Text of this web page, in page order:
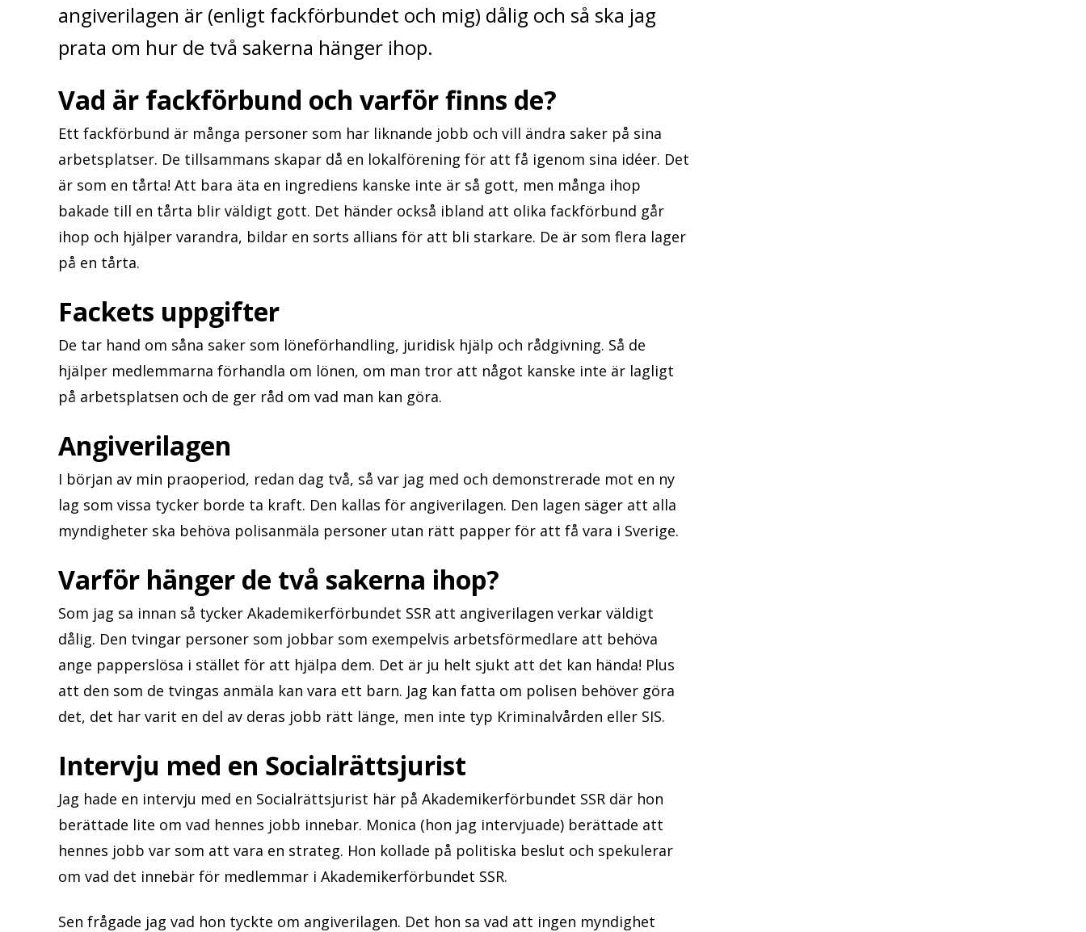
angiverilagen är (enligt fackförbundet och mig) dålig och så ska jag
prata om hur de två sakerna hänger ihop.
Vad är fackförbund och varför finns de?
Ett fackförbund är många personer som har liknande jobb och vill ändra saker på sina
arbetsplatser. De tillsammans skapar då en lokalförening för att få igenom sina idéer. Det
är som en tårta! Att bara äta en ingrediens kanske inte är så gott, men många ihop
bakade till en tårta blir väldigt gott. Det händer också ibland att olika fackförbund går
ihop och hjälper varandra, bildar en sorts allians för att bli starkare. De är som flera lager
på en tårta.
Fackets uppgifter
De tar hand om såna saker som löneförhandling, juridisk hjälp och rådgivning. Så de
hjälper medlemmarna förhandla om lönen, om man tror att något kanske inte är lagligt
på arbetsplatsen och de ger råd om vad man kan göra.
Angiverilagen
I början av min praoperiod, redan dag två, så var jag med och demonstrerade mot en ny
lag som vissa tycker borde ta kraft. Den kallas för angiverilagen. Den lagen säger att alla
myndigheter ska behöva polisanmäla personer utan rätt papper för att få vara i Sverige.
Varför hänger de två sakerna ihop?
Som jag sa innan så tycker Akademikerförbundet SSR att angiverilagen verkar väldigt
dålig. Den tvingar personer som jobbar som exempelvis arbetsförmedlare att behöva
ange papperslösa i stället för att hjälpa dem. Det är ju helt sjukt att det kan hända! Plus
att den som de tvingas anmäla kan vara ett barn. Jag kan fatta om polisen behöver göra
det, det har varit en del av deras jobb rätt länge, men inte typ Kriminalvården eller SIS.
Intervju med en Socialrättsjurist
Jag hade en intervju med en Socialrättsjurist här på Akademikerförbundet SSR där hon
berättade lite om vad hennes jobb innebar. Monica (hon jag intervjuade) berättade att
hennes jobb var som att vara en strateg. Hon kollade på politiska beslut och spekulerar
om vad det innebär för medlemmar i Akademikerförbundet SSR.
Sen frågade jag vad hon tyckte om angiverilagen. Det hon sa vad att ingen myndighet